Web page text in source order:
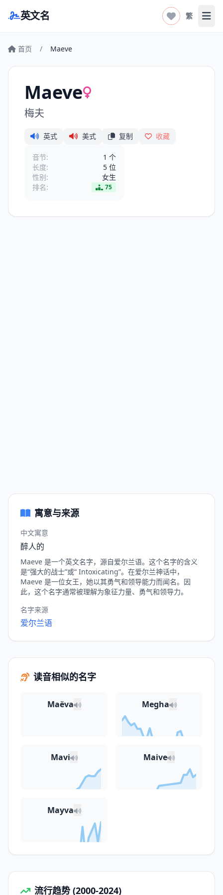
英文名 繁 打
首页 / Maeve
Maeve
梅夫
英式 美式 复制 收藏
音节:
1 个
长度:
5 位
性别:
女生
排名:
75
寓意与来源
中文寓意
醉人的
Maeve 是一个英文名字，源自爱尔兰语。这个名字的含义
是“强大的战士”或“ Intoxicating”。在爱尔兰神话中，
Maeve 是一位女王，她以其勇气和领导能力而闻名。因
此，这个名字通常被理解为象征力量、勇气和领导力。
名字来源
爱尔兰语
读音相似的名字
Maëva Megha
Mavi Maive
Mayva
流行趋势 (2000-2024)